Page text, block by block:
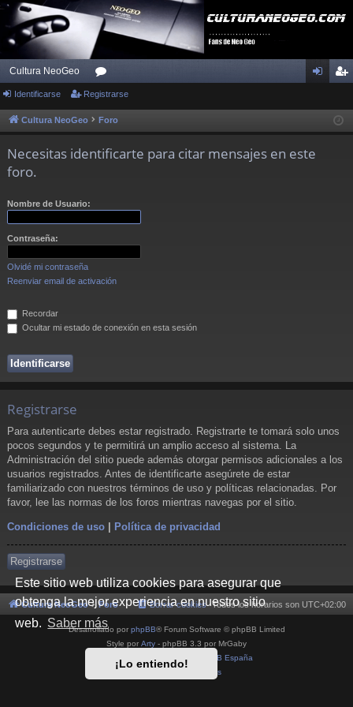
Este sitio web utiliza cookies para asegurar que
obtenga la mejor experiencia en nuestro sitio
web. Saber más
¡Lo entiendo!
Cultura NeoGeo
or
os ist
Identificarse Registrarse
Cultura NeoGeo Foro
Necesitas identificarte para citar mensajes en este
foro.
Nombre de Usuario:
Contraseña:
Olvidé mi contraseña
Reenviar email de activación
Recordar
Ocultar mi estado de conexión en esta sesión
Registrarse
Para autenticarte debes estar registrado. Registrarte te tomará solo unos
pocos segundos y te permitirá un amplio acceso al sistema. La
Administración del sitio puede además otorgar permisos adicionales a los
usuarios registrados. Antes de identificarte asegúrete de estar
familiarizado con nuestros términos de uso y políticas relacionadas. Por
favor, lee las normas de los foros mientras navegas por el sitio.
Condiciones de uso Política de privacidad
Registrarse
Cultura NeoGeo Foro Todos los horarios son UTC+02:00
Borrar cookies
Desarrollado por phpBB® Forum Software © phpBB Limited
Style por Arty - phpBB 3.3 por MrGaby
phpBB España
Condiciones